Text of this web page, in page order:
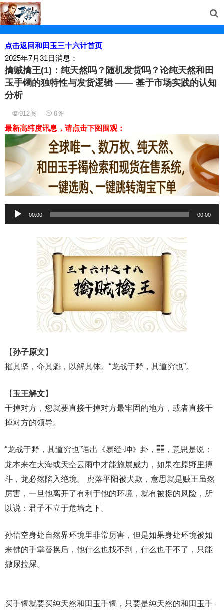
点击返回和田玉三十六计首页
2025年7月31日消息：
擒贼擒王(1)：纯天然吗？随机发货吗？论纯天然和田
玉手镯的独特性与发货逻辑 —— 基于市场实践的认知
分析
912阅 0评
最新高纬度讯息，请点击下图围观：
频
00:00 00:00
【孙子原文】
摧其坚，夺其魁，以解其体。“龙战于野，其道穷也”。
【 玉王解文】
干掉对方，您就要直接干掉对方最牢固的地方，或者直接干
掉对方的领导。
“龙战于野，其道穷也”语出《易经·坤》卦，䷁，意思是说：
龙本来在大海或天空云雨中才能施展威力，如果在原野里搏
斗，龙必然陷入绝境。 虎落平阳被犬欺，意思就是贼王虽然
厉害，一旦他离开了有利于他的环境，就有被捉的风险，所
以说：君子不立于危墙之下。
孙悟空身处自然界环境里非常厉害，但是如果身处环境被如
来佛的手掌替换后，他什么也找不到，什么也干不了，只能
撒尿拉屎。
买手镯就要买纯天然和田玉手镯，只要是纯天然的和田玉手